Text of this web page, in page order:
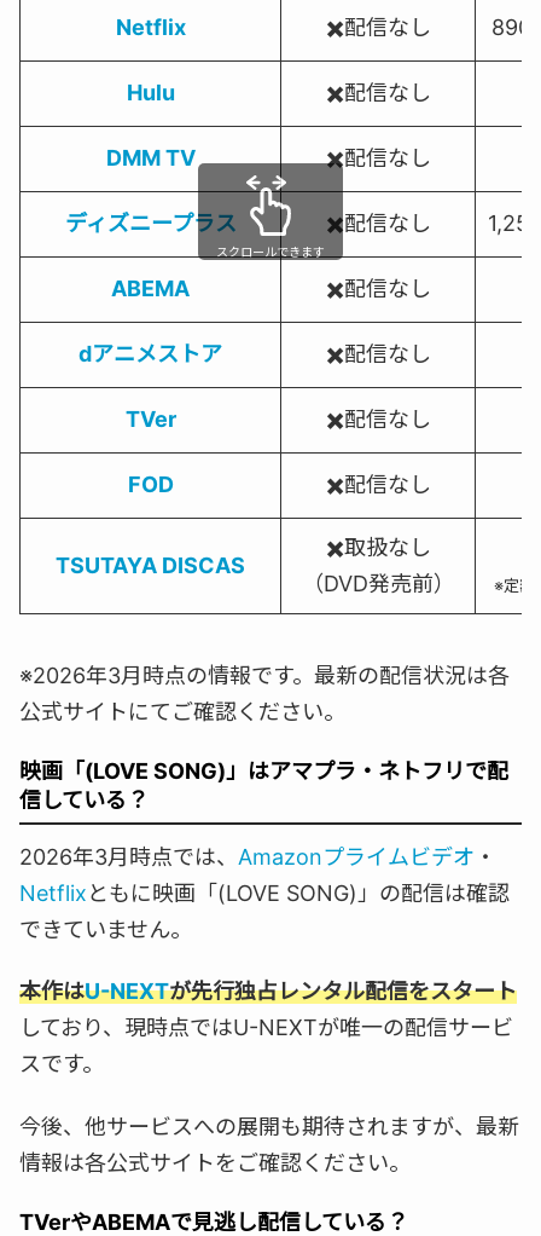
Netflix ✖️配信なし 890
Hulu ✖️配信なし
DMM TV ✖️配信なし
ディズニープラス ✖️配信なし
ABEMA ✖️配信なし
dアニメストア ✖️配信なし
TVer ✖️配信なし
FOD ✖️配信なし
TSUTAYA DISCAS
✖️取扱なし
（DVD発売前）
※定額
スクロールできます
※2026年3月時点の情報です。最新の配信状況は各
公式サイトにてご確認ください。
映画「(LOVE SONG)」はアマプラ・ネトフリで配
信している？
2026年3月時点では、 Amazonプライムビデオ ・
Netflixともに映画「(LOVE SONG)」の配信は確認
できていません。
本作はU-NEXTが先行独占レンタル配信をスタート
しており、現時点ではU-NEXTが唯一の配信サービ
スです。
今後、他サービスへの展開も期待されますが、最新
情報は各公式サイトをご確認ください。
TVerやABEMAで見逃し配信している？